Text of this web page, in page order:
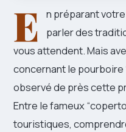
E
n préparant
parler des
vous attendent. Mais
concernant le
observé de près cette
Entre le fameux
touristiques,